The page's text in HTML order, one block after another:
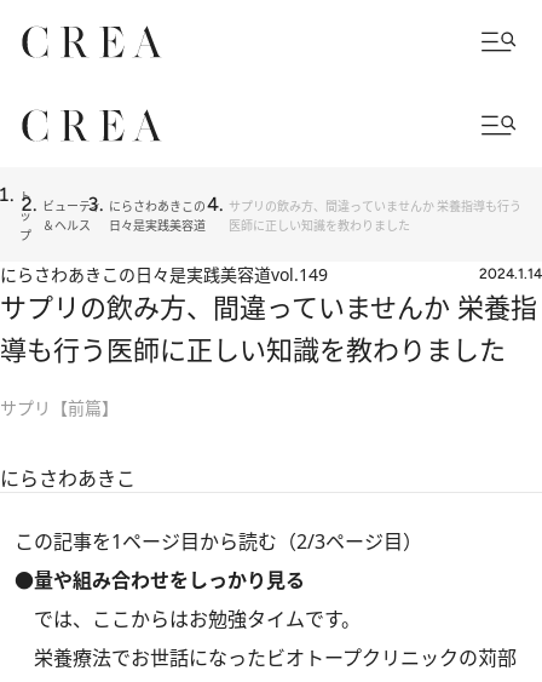
ト
ッ
プ
ビューティ
＆ヘルス
にらさわあきこの
日々是実践美容道
サプリの飲み方、間違っていませんか 栄養指導も行う
医師に正しい知識を教わりました
にらさわあきこの日々是実践美容道vol.149 2024.1.14
サプリの飲み方、間違っていませんか 栄養指
導も行う医師に正しい知識を教わりました
サプリ【前篇】
にらさわあきこ
この記事を1ページ目から読む（2/3ページ目）
●量や組み合わせをしっかり見る
では、ここからはお勉強タイムです。
栄養療法でお世話になったビオトープクリニックの苅部